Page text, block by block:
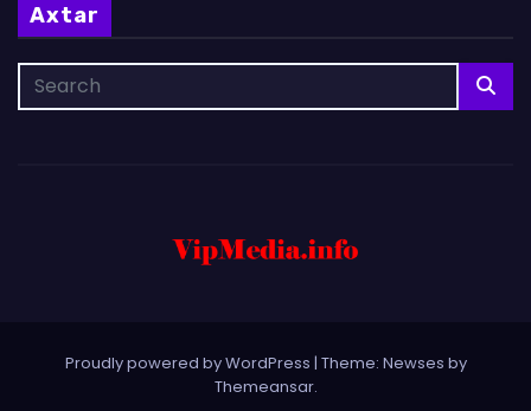
Axtar
Proudly powered by WordPress | Theme: Newses by
Themeansar.